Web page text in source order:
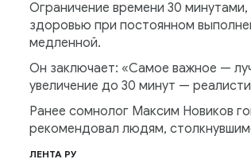
Ограничение времени 30
здоровью при постоянном
медленной.
Он заключает: «Самое важное —
увеличение до 30 минут —
Ранее сомнолог Максим Новиков
рекомендовал людям,
ЛЕНТА РУ